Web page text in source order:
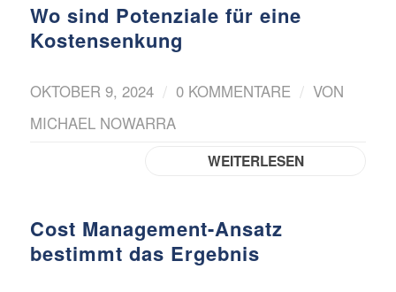
Wo sind Potenziale für eine
Kostensenkung
OKTOBER 9, 2024 / 0 KOMMENTARE / VON
MICHAEL NOWARRA
WEITERLESEN
Cost Management-Ansatz
bestimmt das Ergebnis